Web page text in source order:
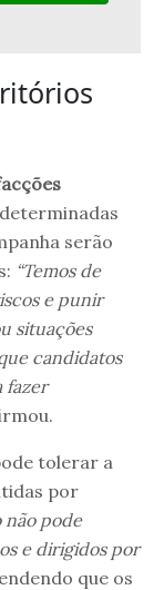
serão
“Temos de
e punir
situações
candidatos
fazer
tolerar a
por
não pode
e dirigidos por
que os